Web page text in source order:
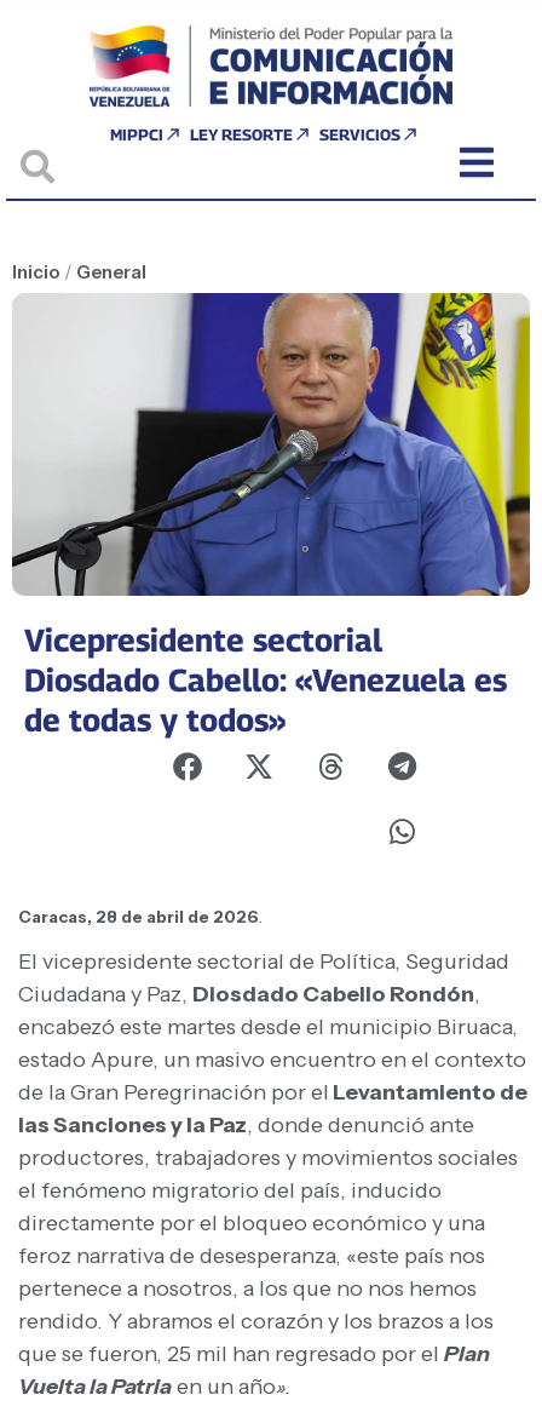
MIPPCI LEY RESORTE SERVICIOS
Inicio / General
Vicepresidente sectorial
Diosdado Cabello: «Venezuela es
de todas y todos»
Caracas, 28 de abril de 2026
El vicepresidente sectorial de Política, Seguridad
Ciudadana y Paz, Diosdado Cabello Rondón,
encabezó este martes desde el municipio Biruaca,
estado Apure, un masivo encuentro en el contexto
de la Gran Peregrinación por el Levantamiento de
las Sanciones y la Paz, donde denunció ante
productores, trabajadores y movimientos sociales
el fenómeno migratorio del país, inducido
directamente por el bloqueo económico y una
feroz narrativa de desesperanza, «este país nos
pertenece a nosotros, a los que no nos hemos
rendido. Y abramos el corazón y los brazos a los
que se fueron, 25 mil han regresado por el Plan
Vuelta la Patriaen un año».